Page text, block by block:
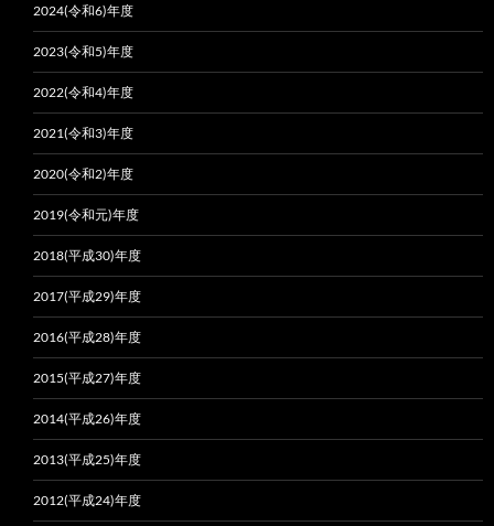
2024(令和6)年度
2023(令和5)年度
2022(令和4)年度
2021(令和3)年度
2020(令和2)年度
2019(令和元)年度
2018(平成30)年度
2017(平成29)年度
2016(平成28)年度
2015(平成27)年度
2014(平成26)年度
2013(平成25)年度
2012(平成24)年度